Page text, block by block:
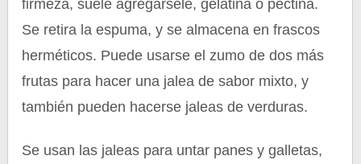
firmeza, suele agregársele, gelatina o pectina.
Se retira la espuma, y se almacena en frascos
herméticos. Puede usarse el zumo de dos más
frutas para hacer una jalea de sabor mixto, y
también pueden hacerse jaleas de verduras.
Se usan las jaleas para untar panes y galletas,